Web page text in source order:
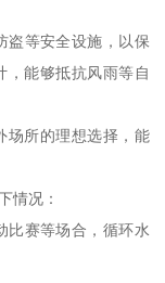
盗等安全设施，以保
，能够抵抗风雨等自
场所的理想选择，能
情况：
比赛等场合，循环水